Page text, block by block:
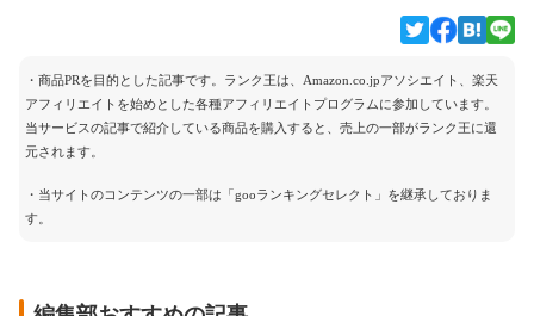
・商品PRを目的とした記事です。ランク王は、Amazon.co.jpアソシエイト、楽天
アフィリエイトを始めとした各種アフィリエイトプログラムに参加しています。
当サービスの記事で紹介している商品を購入すると、売上の一部がランク王に還
元されます。
・当サイトのコンテンツの一部は「gooランキングセレクト」を継承しておりま
す。